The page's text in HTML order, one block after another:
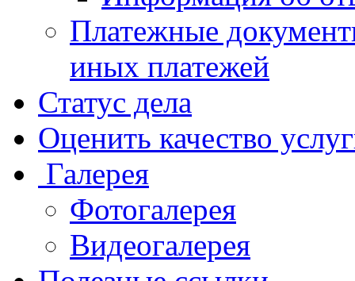
Платежные
иных платежей
Статус дела
Оценить качество
Галерея
Фотогалерея
Видеогалерея